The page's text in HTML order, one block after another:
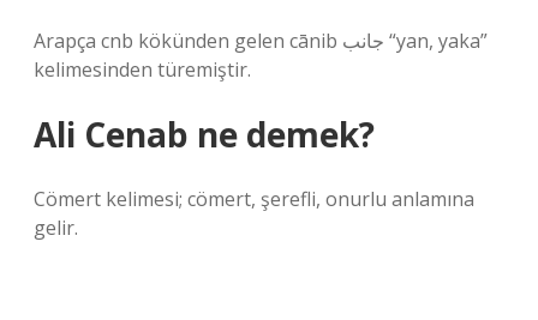
Arapça cnb kökünden gelen cānib جانب “yan, yaka”
kelimesinden türemiştir.
Ali Cenab ne demek?
Cömert kelimesi; cömert, şerefli, onurlu anlamına
gelir.